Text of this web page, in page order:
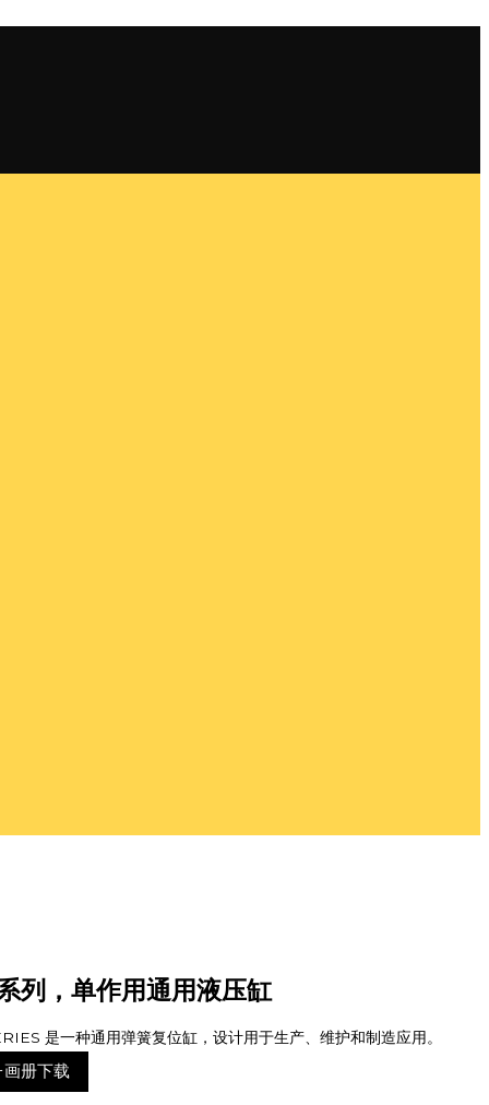
列，单作用通用液压缸
是一种通用弹簧复位缸，设计用于生产、维护和制造应用。
画册下载